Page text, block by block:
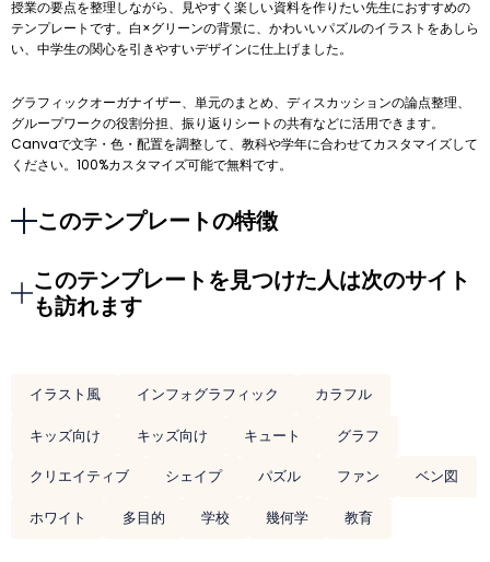
授業の要点を整理しながら、見やすく楽しい資料を作りたい先生におすすめの
テンプレートです。白×グリーンの背景に、かわいいパズルのイラストをあしら
い、中学生の関心を引きやすいデザインに仕上げました。
グラフィックオーガナイザー、単元のまとめ、ディスカッションの論点整理、
グループワークの役割分担、振り返りシートの共有などに活用できます。
Canvaで文字・色・配置を調整して、教科や学年に合わせてカスタマイズして
ください。100%カスタマイズ可能で無料です。
このテンプレートの特徴
このテンプレートを見つけた人は次のサイト
も訪れます
イラスト風 インフォグラフィック
カラフル
キッズ向け
キッズ向け キュート
グラフ
クリエイティブ
シェイプ パズル ファン
ベン図
ホワイト
多目的 学校 幾何学 教育